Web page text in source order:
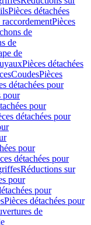
Pièces détachées
Pièces
de
de
de
Pièces détachées
CoudesPièces
détachées pour
pour
pour
détachées pour
pour
détachées pour
Réductions sur
pour
pour
Pièces détachées pour
de